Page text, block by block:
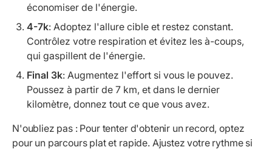
économiser de l'énergie.
4-7k: Adoptez l'allure cible et restez constant.
Contrôlez votre respiration et évitez les à-coups,
qui gaspillent de l'énergie.
Final 3k: Augmentez l'effort si vous le pouvez.
Poussez à partir de 7 km, et dans le dernier
kilomètre, donnez tout ce que vous avez.
N'oubliez pas : Pour tenter d'obtenir un record, optez
pour un parcours plat et rapide. Ajustez votre rythme si